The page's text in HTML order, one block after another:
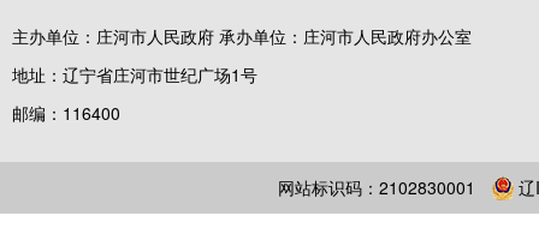
主办单位：庄河市人民政府 承办单位：庄河市人民政府办公室
地址：辽宁省庄河市世纪广场1号
邮编：116400
网站标识码：2102830001